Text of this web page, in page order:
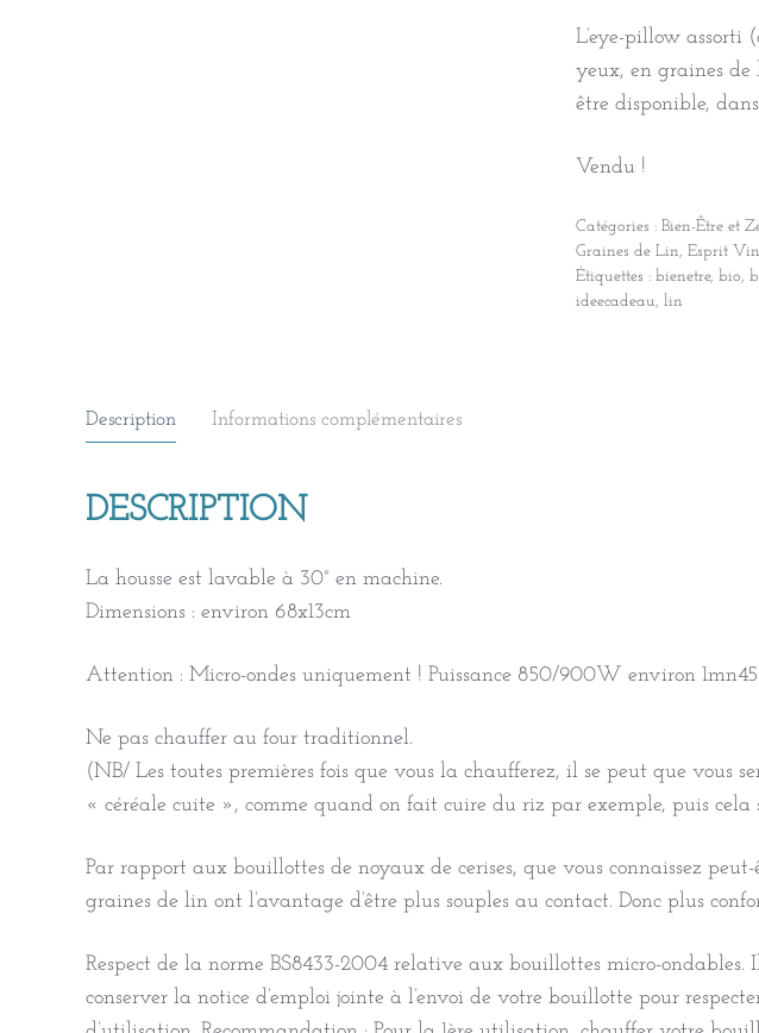
L’eye-pillow assorti
yeux, en graines
être disponible,
Vendu !
Catégories : Bien-Être et
Graines de Lin, Esprit
Étiquettes : bienetre, bio,
ideecadeau, lin
Description Informations complémentaires
DESCRIPTION
La housse est lavable à 30° en machine.
Dimensions : environ 68x13cm
Attention : Micro-ondes uniquement ! Puissance 850/900W environ 1mn45.
Ne pas chauffer au four traditionnel.
(NB/ Les toutes premières fois que vous la chaufferez, il se peut que vous
« céréale cuite », comme quand on fait cuire du riz par exemple, puis cela
Par rapport aux bouillottes de noyaux de cerises, que vous connaissez peut-
graines de lin ont l’avantage d’être plus souples au contact. Donc plus
Respect de la norme BS8433-2004 relative aux bouillottes micro-ondables.
conserver la notice d’emploi jointe à l’envoi de votre bouillotte pour